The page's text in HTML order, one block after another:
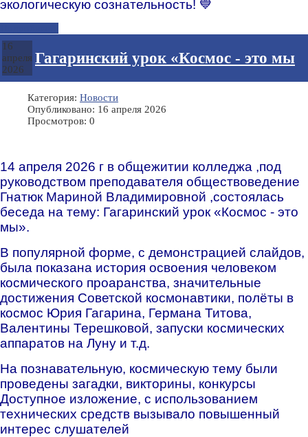
экологическую сознательность! 💙
16
апреля
2026
Гагаринский урок «Космос - это мы
Категория: Новости
Опубликовано: 16 апреля 2026
Просмотров: 0
14 апреля 2026 г в общежитии колледжа ,под
руководством преподавателя обществоведение
Гнатюк Мариной Владимировной ,состоялась
беседа на тему: Гагаринский урок «Космос - это
мы».
В популярной форме, с демонстрацией слайдов,
была показана история освоения человеком
космического проаранства, значительные
достижения Советской космонавтики, полёты в
космос Юрия Гагарина, Германа Титова,
Валентины Терешковой, запуски космических
аппаратов на Луну и т.д.
На познавательную, космическую тему были
проведены загадки, викторины, конкурсы
Доступное изложение, с использованием
технических средств вызывало повышенный
интерес слушателей